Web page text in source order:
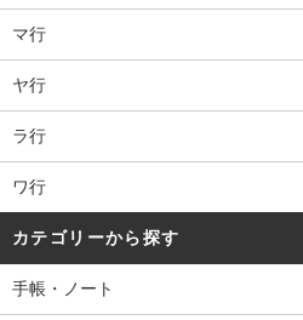
マ行
ヤ行
ラ行
ワ行
カテゴリーから探す
手帳・ノート